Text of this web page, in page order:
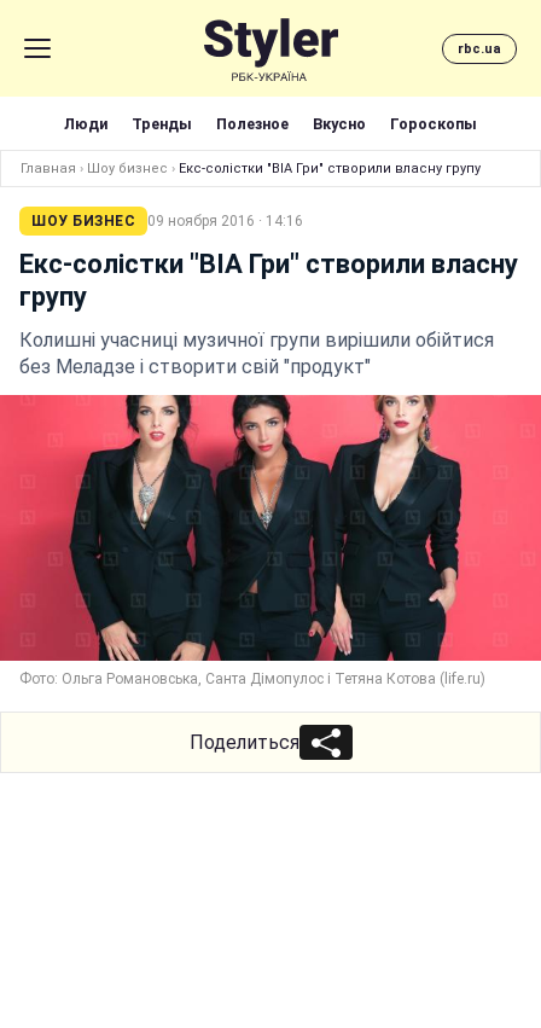
rbc.ua
Люди Тренды Полезное Вкусно Гороскопы
Главная › Шоу бизнес › Екс-солістки "ВІА Гри" створили власну групу
ШОУ БИЗНЕС 09 ноября 2016 · 14:16
Екс-солістки "ВІА Гри" створили власну
групу
Колишні учасниці музичної групи вирішили обійтися
без Меладзе і створити свій "продукт"
Фото: Ольга Романовська, Санта Дімопулос і Тетяна Котова (life.ru)
Поделиться